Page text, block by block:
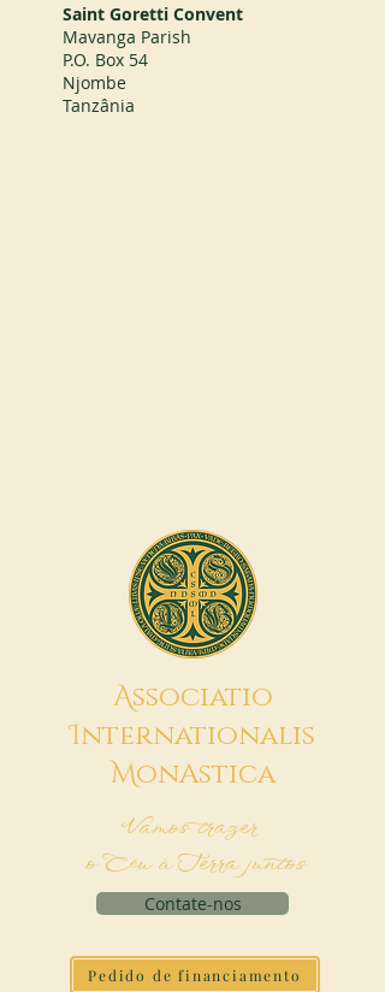
Saint Goretti Convent
Mavanga Parish
P.O. Box 54
Njombe
Tanzânia
Associatio
Internationalis
MonAstica
Vamos trazer
o Céu à Terra juntos
Contate-nos
Pedido de financiamento